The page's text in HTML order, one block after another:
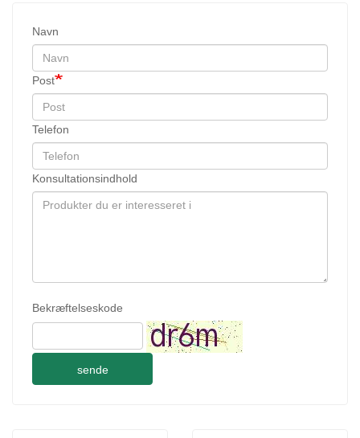
Navn
Post
Telefon
Konsultationsindhold
Bekræftelseskode
sende